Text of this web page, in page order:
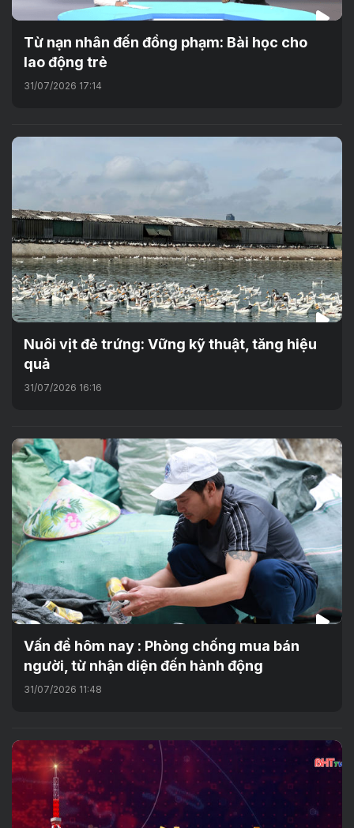
Từ nạn nhân đến đồng phạm: Bài học cho
lao động trẻ
31/07/2026 17:14
Nuôi vịt đẻ trứng: Vững kỹ thuật, tăng hiệu
quả
31/07/2026 16:16
Vấn đề hôm nay : Phòng chống mua bán
người, từ nhận diện đến hành động
31/07/2026 11:48